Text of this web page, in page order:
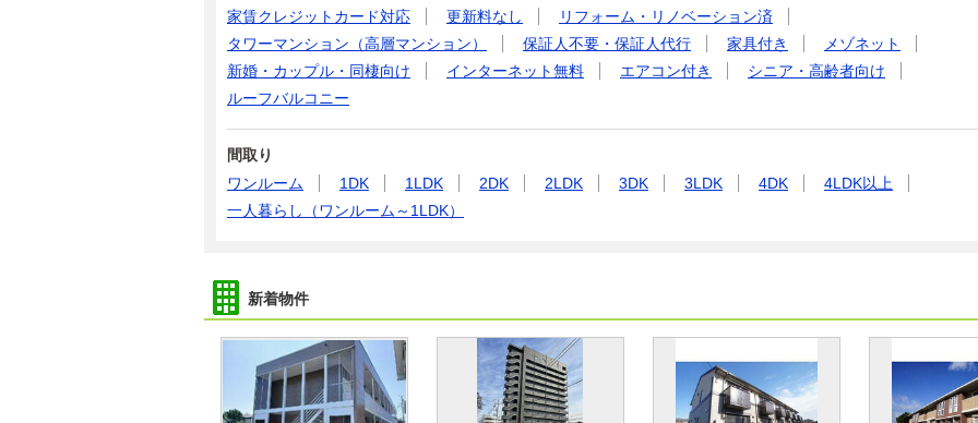
家賃クレジットカード対応
更新料なし
リフォーム・リノベーション済
タワーマンション（高層マンション）
保証人不要・保証人代行 家具付き
メゾネット
新婚・カップル・同棲向け
インターネット無料 エアコン付き
シニア・高齢者向け
ルーフバルコニー
間取り
ワンルーム
1DK 1LDK 2DK 2LDK 3DK 3LDK 4DK
4LDK以上
一人暮らし（ワンルーム～1LDK）
新着物件